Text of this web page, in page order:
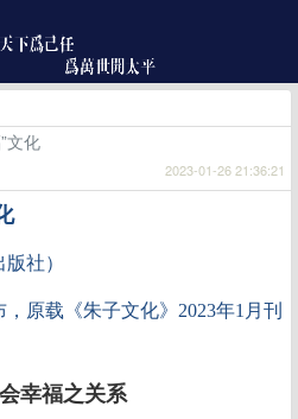
文化
2023-01-26 21:36:21
社）
原载《朱子文化》2023年1月刊
幸福之关系